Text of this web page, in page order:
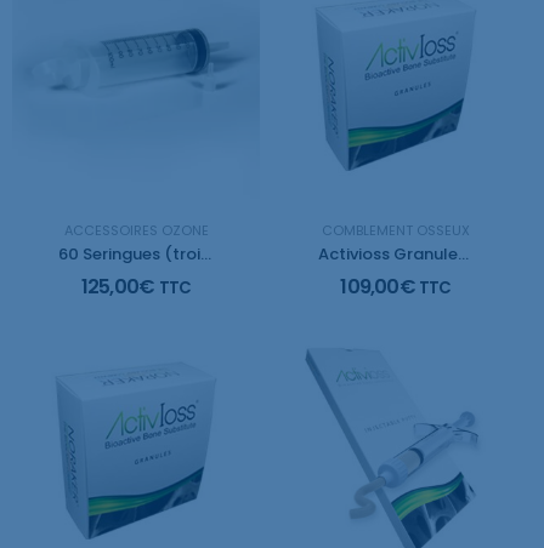
ACCESSOIRES OZONE
60 Seringues (trois pieces) de 60ml
125,00€ TTC
COMBLEMENT OSSEUX
Activioss Granules 0,5
109,00€ TTC